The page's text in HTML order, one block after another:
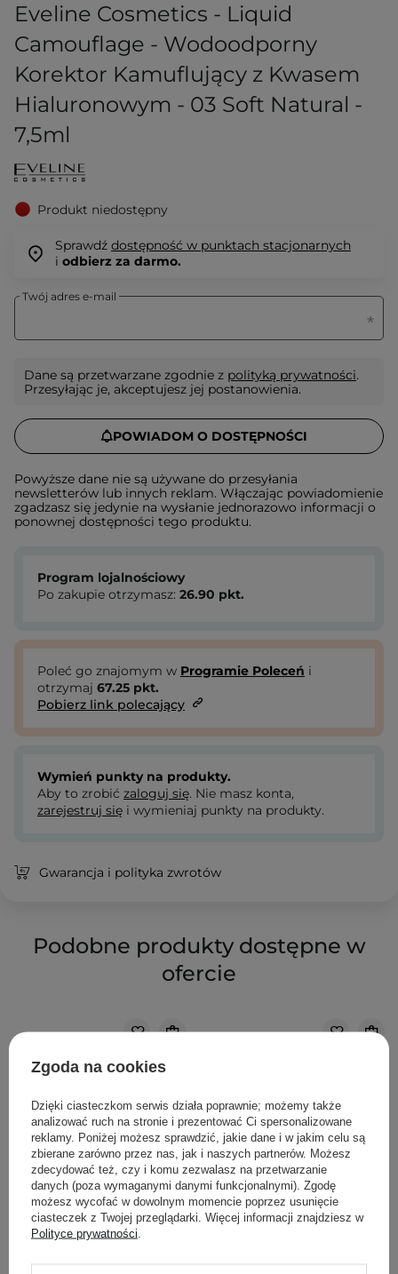
Eveline Cosmetics - Liquid
Camouflage - Wodoodporny
Korektor Kamuflujący z Kwasem
Hialuronowym - 03 Soft Natural -
7,5ml
Produkt niedostępny
Sprawdź dostępność w punktach stacjonarnych
i odbierz za darmo.
Twój adres e-mail
Dane są przetwarzane zgodnie z polityką prywatności.
Przesyłając je, akceptujesz jej postanowienia.
POWIADOM O DOSTĘPNOŚCI
Powyższe dane nie są używane do przesyłania
newsletterów lub innych reklam. Włączając powiadomienie
zgadzasz się jedynie na wysłanie jednorazowo informacji o
ponownej dostępności tego produktu.
Program lojalnościowy
Po zakupie otrzymasz: 26.90 pkt.
Poleć go znajomym w Programie Poleceń i
otrzymaj 67.25 pkt.
Pobierz link polecający
Wymień punkty na produkty.
Aby to zrobić zaloguj się. Nie masz konta,
zarejestruj się i wymieniaj punkty na produkty.
Gwarancja i polityka zwrotów
Podobne produkty dostępne w
ofercie
Zgoda na cookies
Dzięki ciasteczkom serwis działa poprawnie; możemy także
analizować ruch na stronie i prezentować Ci spersonalizowane
reklamy. Poniżej możesz sprawdzić, jakie dane i w jakim celu są
zbierane zarówno przez nas, jak i naszych partnerów. Możesz
zdecydować też, czy i komu zezwalasz na przetwarzanie
danych (poza wymaganymi danymi funkcjonalnymi). Zgodę
możesz wycofać w dowolnym momencie poprzez usunięcie
ciasteczek z Twojej przeglądarki. Więcej informacji znajdziesz w
Polityce prywatności